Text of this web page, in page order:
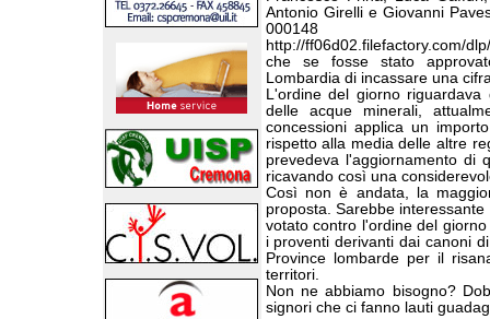
Antonio Girelli e Giovanni
000148
http://ff06d02.filefactory.com/
che se fosse stato
Lombardia di incassare una
L'ordine del giorno
delle acque minerali,
concessioni applica un
rispetto alla media delle altre
prevedeva l'aggiornamento di
ricavando così una
Così non è andata, la
proposta. Sarebbe
votato contro l'ordine del
i proventi derivanti dai canoni
Province lombarde per il
territori.
Non ne abbiamo bisogno?
signori che ci fanno lauti